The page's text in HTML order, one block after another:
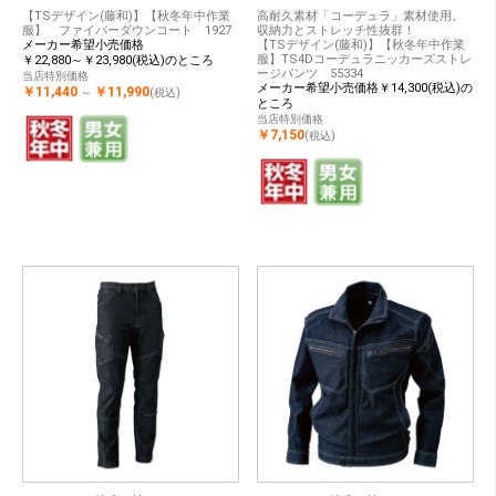
【TSデザイン(藤和)】【秋冬年中作業
服】 ファイバーダウンコート 1927
メーカー希望小売価格
￥22,880～￥23,980(税込)のところ
当店特別価格
￥11,440 ～ ￥11,990(税込)
高耐久素材「コーデュラ」素材使用。
収納力とストレッチ性抜群！
【TSデザイン(藤和)】【秋冬年中作業
服】TS4Dコーデュラニッカーズストレ
ージパンツ 55334
メーカー希望小売価格￥14,300(税込)の
ところ
当店特別価格
￥7,150(税込)